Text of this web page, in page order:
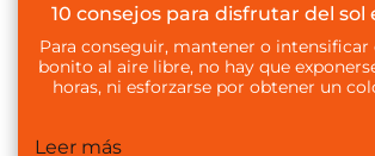
del sol este verano
o intensificar ese bronceado
que exponerse al sol durante
obtener un color intenso en
Indoor
no